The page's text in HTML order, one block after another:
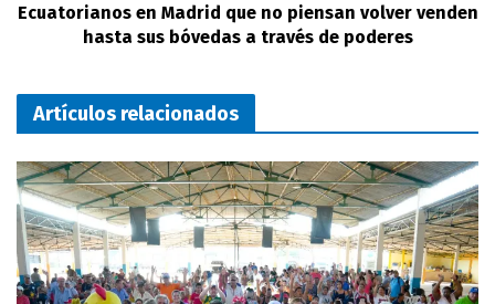
Ecuatorianos en Madrid que no piensan volver venden
hasta sus bóvedas a través de poderes
Artículos relacionados